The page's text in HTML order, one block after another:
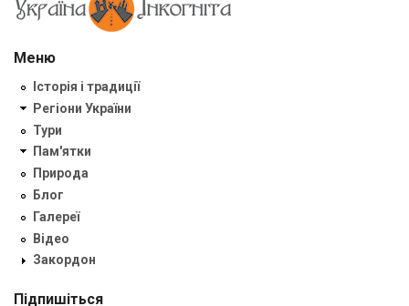
Меню
Історія і традиції
Регіони України
Тури
Пам'ятки
Природа
Блог
Галереї
Відео
Закордон
Підпишіться